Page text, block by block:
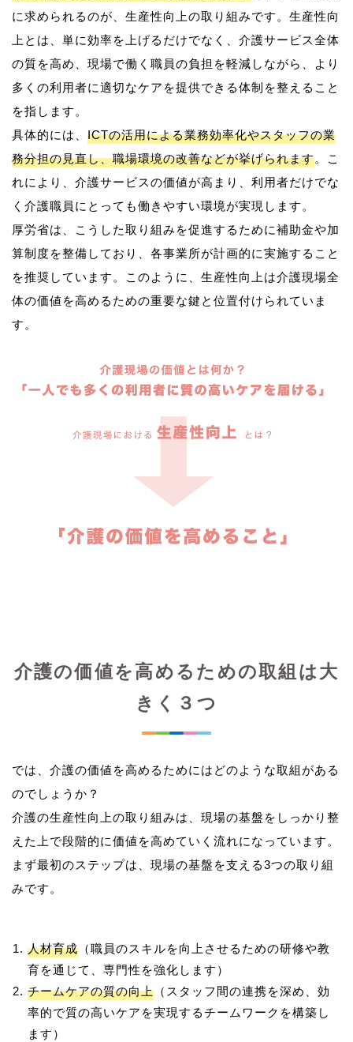
に求められるのが、生産性向上の取り組みです。生産性向
上とは、単に効率を上げるだけでなく、介護サービス全体
の質を高め、現場で働く職員の負担を軽減しながら、より
多くの利用者に適切なケアを提供できる体制を整えること
を指します。
具体的には、 ICTの活用による業務効率化やスタッフの業
務分担の見直し、職場環境の改善などが挙げられます。こ
れにより、介護サービスの価値が高まり、利用者だけでな
く介護職員にとっても働きやすい環境が実現します。
厚労省は、こうした取り組みを促進するために補助金や加
算制度を整備しており、各事業所が計画的に実施すること
を推奨しています。このように、生産性向上は介護現場全
体の価値を高めるための重要な鍵と位置付けられていま
介護の価値を高めるための取組は大
きく３つ
では、介護の価値を高めるためにはどのような取組がある
のでしょうか？
介護の生産性向上の取り組みは、現場の基盤をしっかり整
えた上で段階的に価値を高めていく流れになっています。
まず最初のステップは、現場の基盤を支える3つの取り組
人材育成 （職員のスキルを向上させるための研修や教
育を通じて、専門性を強化します）
チームケアの質の向上 （スタッフ間の連携を深め、効
率的で質の高いケアを実現するチームワークを構築し
ます）